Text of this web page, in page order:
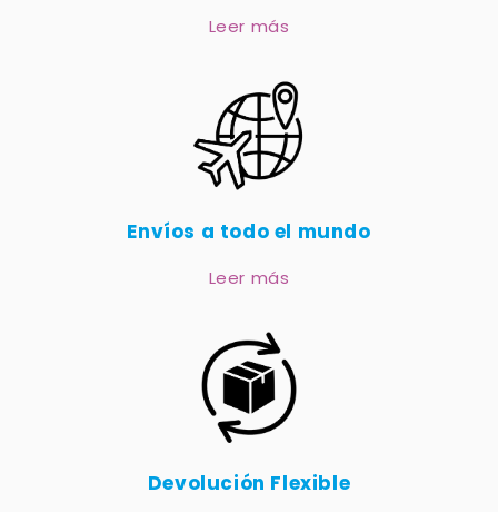
Leer más
Envíos a todo el mundo
Leer más
Devolución Flexible